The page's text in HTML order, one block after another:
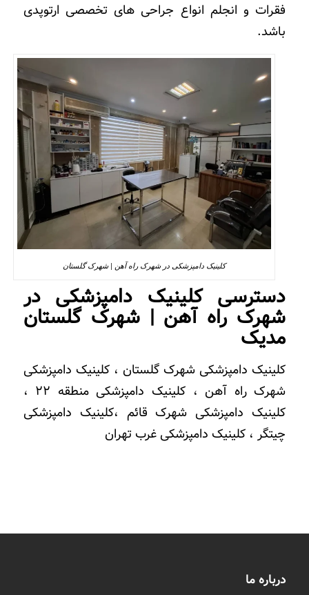
فقرات و انجلم انواع جراحی های تخصصی ارتوپدی
باشد.
کلینیک دامپزشکی در شهرک راه آهن | شهرک گلستان
دسترسی کلینیک دامپزشکی در
شهرک راه آهن | شهرک گلستان
مدیک
کلینیک دامپزشکی شهرک گلستان ، کلینیک دامپزشکی
شهرک راه آهن ، کلینیک دامپزشکی منطقه 22 ،
کلینیک دامپزشکی شهرک قائم ،کلینیک دامپزشکی
چیتگر ، کلینیک دامپزشکی غرب تهران
درباره ما